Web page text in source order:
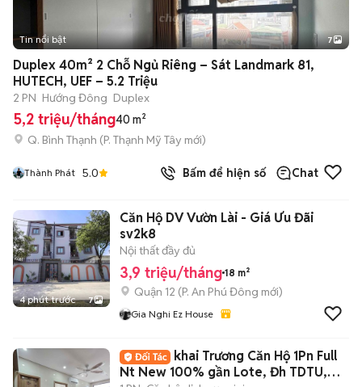
+2
Tin nổi bật 7
Duplex 40m² 2 Chỗ Ngủ Riêng – Sát Landmark 81,
HUTECH, UEF – 5.2 Triệu
2 PN Hướng Đông Duplex
5,2 triệu/tháng40 m²
Q. Bình Thạnh (P. Thạnh Mỹ Tây mới)
Thành Phát 5.0 Bấm để hiện số Chat
4 phút trước 7
Căn Hộ DV Vườn Lài - Giá Ưu Đãi
sv2k8
Nội thất đầy đủ
3,9 triệu/tháng 18 m²
Quận 12 (P. An Phú Đông mới)
Gia Nghi Ez House
khai Trương Căn Hộ 1Pn Full
Nt New 100% gần Lote, Đh TDTU,